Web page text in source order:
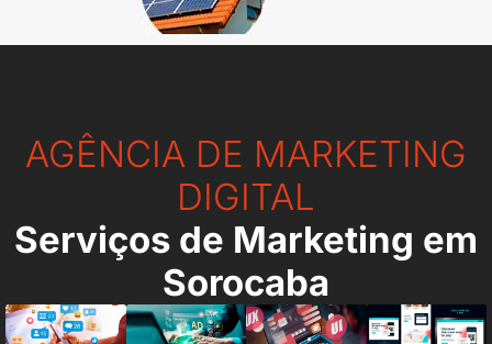
AGÊNCIA DE MARKETING
DIGITAL
Serviços de Marketing em
Sorocaba